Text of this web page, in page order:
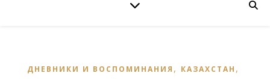
ДНЕВНИКИ И ВОСПОМИНАНИЯ , КАЗАХСТАН ,